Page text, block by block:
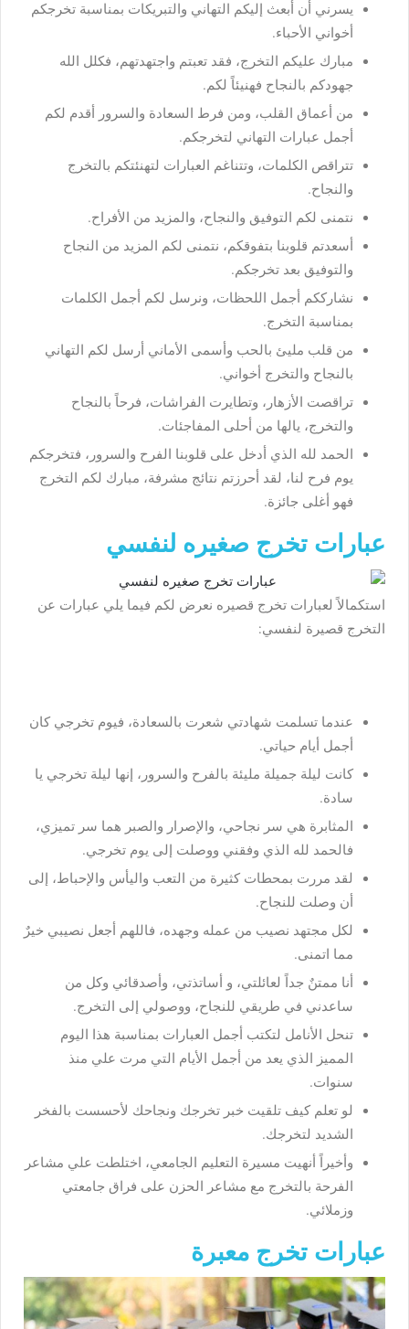
يسرني أن أبعث إليكم التهاني والتبريكات بمناسبة تخرجكم
أخواني الأحباء.
مبارك عليكم التخرج، فقد تعبتم واجتهدتهم، فكلل الله
جهودكم بالنجاح فهنيئاً لكم.
من أعماق القلب، ومن فرط السعادة والسرور أقدم لكم
أجمل عبارات التهاني لتخرجكم.
تتراقص الكلمات، وتتناغم العبارات لتهنئتكم بالتخرج
والنجاح.
نتمنى لكم التوفيق والنجاح، والمزيد من الأفراح.
أسعدتم قلوبنا بتفوقكم، نتمنى لكم المزيد من النجاح
والتوفيق بعد تخرجكم.
نشارككم أجمل اللحظات، ونرسل لكم أجمل الكلمات
بمناسبة التخرج.
من قلب مليئ بالحب وأسمى الأماني أرسل لكم التهاني
بالنجاح والتخرج أخواني.
تراقصت الأزهار، وتطايرت الفراشات، فرحاً بالنجاح
والتخرج، يالها من أحلى المفاجئات.
الحمد لله الذي أدخل على قلوبنا الفرح والسرور، فتخرجكم
يوم فرح لنا، لقد أحرزتم نتائج مشرفة، مبارك لكم التخرج
فهو أغلى جائزة.
عبارات تخرج صغيره لنفسي
استكمالاً لعبارات تخرج قصيره نعرض لكم فيما يلي عبارات عن
التخرج قصيرة لنفسي:
عندما تسلمت شهادتي شعرت بالسعادة، فيوم تخرجي كان
أجمل أيام حياتي.
كانت ليلة جميلة مليئة بالفرح والسرور، إنها ليلة تخرجي يا
سادة.
المثابرة هي سر نجاحي، والإصرار والصبر هما سر تميزي،
فالحمد لله الذي وفقني ووصلت إلى يوم تخرجي.
لقد مررت بمحطات كثيرة من التعب واليأس والإحباط، إلى
أن وصلت للنجاح.
لكل مجتهد نصيب من عمله وجهده، فاللهم أجعل نصيبي خيرٌ
مما اتمنى.
أنا ممتنٌ جداً لعائلتي، و أساتذتي، وأصدقائي وكل من
ساعدني في طريقي للنجاح، ووصولي إلى التخرج.
تنحل الأنامل لتكتب أجمل العبارات بمناسبة هذا اليوم
المميز الذي يعد من أجمل الأيام التي مرت علي منذ
سنوات.
لو تعلم كيف تلقيت خبر تخرجك ونجاحك لأحسست بالفخر
الشديد لتخرجك.
وأخيراً أنهيت مسيرة التعليم الجامعي، اختلطت علي مشاعر
الفرحة بالتخرج مع مشاعر الحزن على فراق جامعتي
وزملائي.
عبارات تخرج معبرة